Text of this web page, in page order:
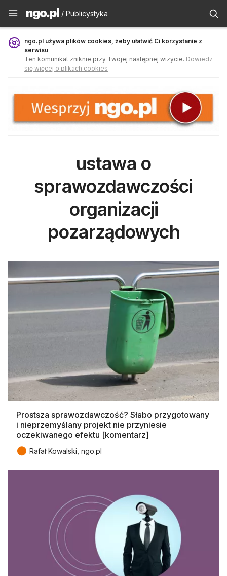
Publicystyka - ngo.pl
/ Publicystyka
ngo.pl używa plików cookies, żeby ułatwić Ci korzystanie z
serwisu
Ten komunikat zniknie przy Twojej następnej wizycie. Dowiedz
się więcej o plikach cookies
ustawa o
sprawozdawczości
organizacji
pozarządowych
Prostsza sprawozdawczość? Słabo przygotowany
i nieprzemyślany projekt nie przyniesie
oczekiwanego efektu [komentarz]
● Rafał Kowalski, ngo.pl